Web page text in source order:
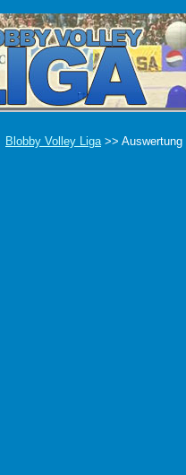
Blobby Volley Liga>> Auswertung